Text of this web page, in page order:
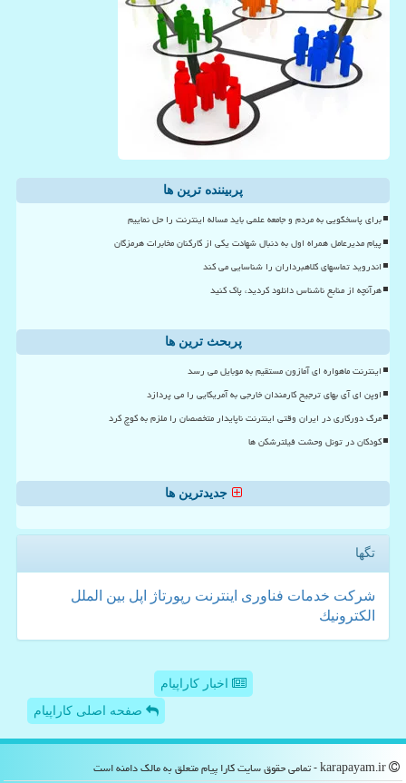
پربیننده ترین ها
برای پاسخگویی به مردم و جامعه علمی باید مساله اینترنت را حل نماییم
پیام مدیرعامل همراه اول به دنبال شهادت یکی از کارکنان مخابرات هرمزگان
اندروید تماسهای کلاهبرداران را شناسایی می کند
هرآنچه از منابع ناشناس دانلود کردید، پاک کنید
پربحث ترین ها
اینترنت ماهواره ای آمازون مستقیم به موبایل می رسد
اوپن ای آی بهای ترجیح کارمندان خارجی به آمریکایی را می پردازد
مرگ دورکاری در ایران وقتی اینترنت ناپایدار متخصصان را ملزم به کوچ کرد
کودکان در تونل وحشت فیلترشکن ها
جدیدترین ها
تگها
شركت خدمات فناوری اینترنت رپورتاژ اپل بین الملل
الكترونیك
اخبار کاراپیام
صفحه اصلی کاراپیام